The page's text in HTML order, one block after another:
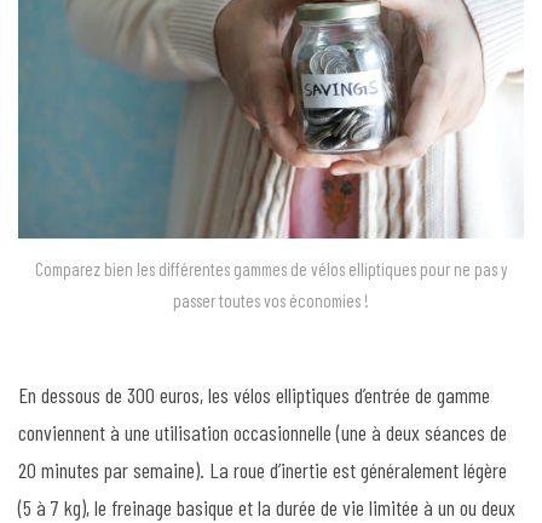
Comparez bien les différentes gammes de vélos elliptiques pour ne pas y
passer toutes vos économies !
En dessous de 300 euros, les vélos elliptiques d’entrée de gamme
conviennent à une utilisation occasionnelle (une à deux séances de
20 minutes par semaine). La roue d’inertie est généralement légère
(5 à 7 kg), le freinage basique et la durée de vie limitée à un ou deux